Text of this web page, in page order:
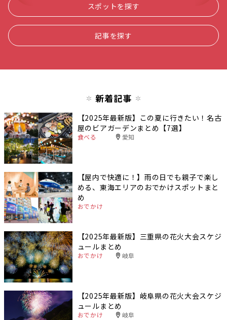
スポットを探す
記事を探す
新着記事
【2025年最新版】この夏に行きたい！名古
屋のビアガーデンまとめ【7選】
食べる 愛知
【屋内で快適に！】雨の日でも親子で楽し
める、東海エリアのおでかけスポットまと
め
おでかけ
【2025年最新版】三重県の花火大会スケジ
ュールまとめ
おでかけ 岐阜
【2025年最新版】岐阜県の花火大会スケジ
ュールまとめ
おでかけ 岐阜